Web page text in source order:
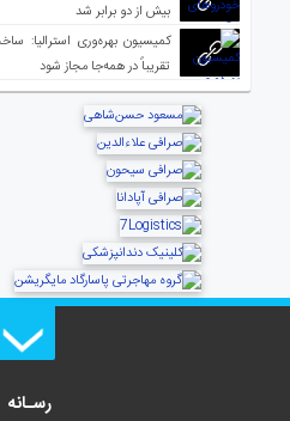
بیش از دو برابر شد
کمیسیون بهره‌وری استرالیا:
تقریباً در همه‌جا مجاز شود
رسـانه